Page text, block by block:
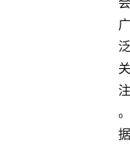
广
泛
关
注
。
据